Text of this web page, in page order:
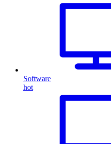
Software
hot